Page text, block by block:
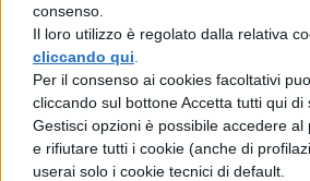
consenso.
Il loro utilizzo è regolato dalla relativa
cliccando qui
Per il consenso ai cookies facoltativi
cliccando sul bottone Accetta tutti qui di
Gestisci opzioni è possibile accedere al
e rifiutare tutti i cookie (anche di
userai solo i cookie tecnici di default.
L’obiettivo è quello di
storico passo nel giro di
massimo entro due anni,
linea adottata dal governo
ha annunciato l’intenzione
online già entro il 2010.